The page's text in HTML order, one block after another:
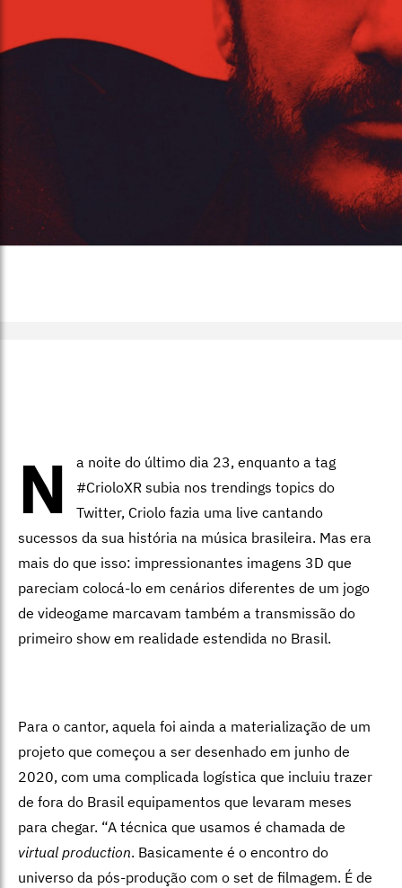
N
a noite do último dia 23, enquanto a tag
#CrioloXR subia nos trendings topics do
Twitter, Criolo fazia uma live cantando
sucessos da sua história na música brasileira. Mas era
mais do que isso: impressionantes imagens 3D que
pareciam colocá-lo em cenários diferentes de um jogo
de videogame marcavam também a transmissão do
primeiro show em realidade estendida no Brasil.
Para o cantor, aquela foi ainda a materialização de um
projeto que começou a ser desenhado em junho de
2020, com uma complicada logística que incluiu trazer
de fora do Brasil equipamentos que levaram meses
para chegar. “A técnica que usamos é chamada de
virtual production. Basicamente é o encontro do
universo da pós-produção com o set de filmagem. É de